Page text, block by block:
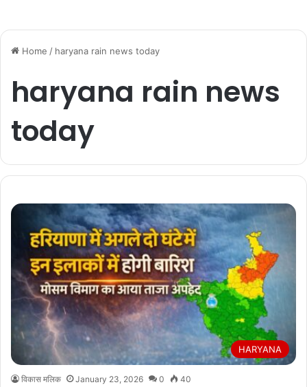
Home / haryana rain news today
haryana rain news
today
HARYANA
विकास मलिक January 23, 2026 0 40